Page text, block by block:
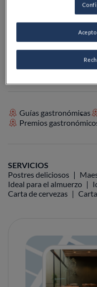
Guías gastronómicas
Premios
SERVICIOS
Postres deliciosos
Ideal para el almuerzo
Carta de cervezas